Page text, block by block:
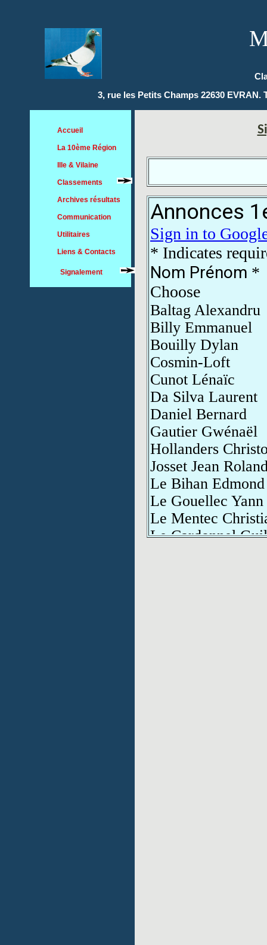
3, rue les Petits Champs 22630 EVRAN.
Accueil
La 10ème Région
Ille & Vilaine
Classements
Archives résultats
Communication
Utilitaires
Liens & Contacts
Signalement